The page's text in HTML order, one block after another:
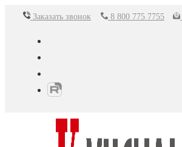
Перейти
Заказать звонок 8 800 775 7755